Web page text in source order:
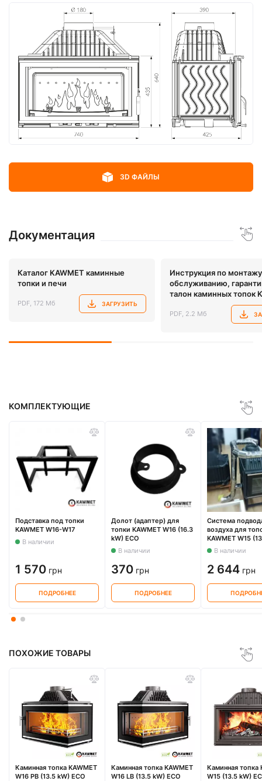
3D ФАЙЛЫ
Документация
Каталог KAWMET каминные
топки и печи
PDF, 172 Мб ЗАГРУЗИТЬ
Инструкция по
обслуживанию,
талон каминных топок
PDF, 2.2 Мб
КОМПЛЕКТУЮЩИЕ
Подставка под топки
KAWMET W16-W17
В наличии
1 570 грн
ПОДРОБНЕЕ
Долот (адаптер) для
топки KAWMET W16 (16.3
kW) ECO
В наличии
370 грн
ПОДРОБНЕЕ
Система
воздуха для
KAWMET W15
ECO, W16 (13.5
W16 LB/PB(13.5
В наличии
2 644 грн
ПОХОЖИЕ ТОВАРЫ
Каминная топка KAWMET
W16 PB (13.5 kW) ECO
Каминная топка KAWMET
W16 LB (13.5 kW) ECO
Каминная топка
W15 (13.5 kW)